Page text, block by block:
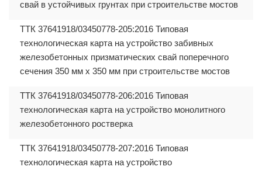
свай в устойчивых грунтах при строительстве мостов
ТТК 37641918/03450778-205:2016 Типовая
технологическая карта на устройство забивных
железобетонных призматических свай поперечного
сечения 350 мм х 350 мм при строительстве мостов
ТТК 37641918/03450778-206:2016 Типовая
технологическая карта на устройство монолитного
железобетонного ростверка
ТТК 37641918/03450778-207:2016 Типовая
технологическая карта на устройство